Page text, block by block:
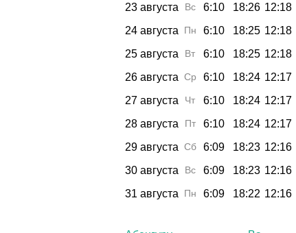
23 августа
Вс 6:10 18:26 12:18
24 августа
Пн 6:10 18:25 12:18
25 августа
Вт 6:10 18:25 12:18
26 августа Ср 6:10 18:24 12:17
27 августа
Чт 6:10 18:24 12:17
28 августа
Пт 6:10 18:24 12:17
29 августа Сб 6:09 18:23 12:16
30 августа
Вс 6:09 18:23 12:16
31 августа
Пн 6:09 18:22 12:16